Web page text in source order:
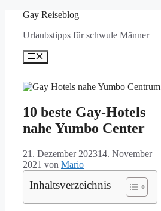
springen
Gay Reiseblog
Urlaubstipps für schwule Männer
Menü
10 beste Gay-Hotels
nahe Yumbo Center
21. Dezember 202314. November
2021 von Mario
Inhaltsverzeichnis